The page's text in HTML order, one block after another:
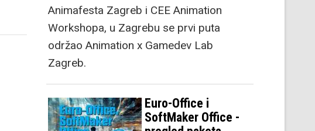
Animafesta Zagreb i CEE Animation
Workshopa, u Zagrebu se prvi puta
održao Animation x Gamedev Lab
Zagreb.
Euro-Office i
SoftMaker Office -